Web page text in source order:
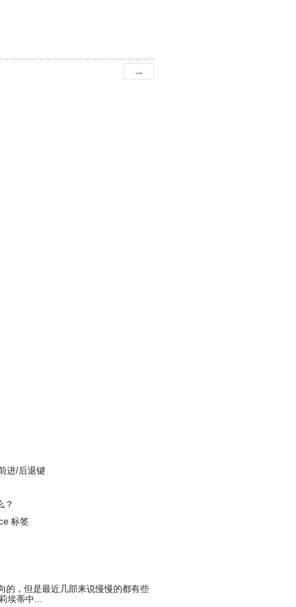
→
进/后退键
？
标签
的，但是最近几部来说慢慢的都有些
埃蒂中...